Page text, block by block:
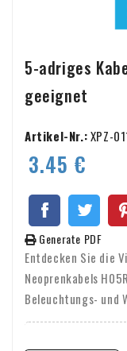
5-adriges
geeignet
Artikel-Nr.:XPZ-
3.45 €
Generate PDF
Entdecken Sie die
Neoprenkabels
Beleuchtungs- und
hochwertigem